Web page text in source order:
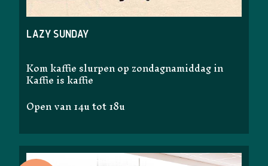
lazy sunday
Kom kaffie slurpen op zondagnamiddag in
Kaffie is kaffie
Open van 14u tot 18u